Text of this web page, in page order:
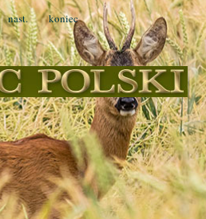
nast. koniec